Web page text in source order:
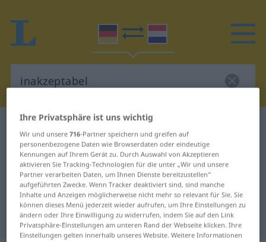
Deutsch-Niederländisch Wörterbuch
Deutsch-Niederländisch
Übersetzung für "inakzeptabel"
"inakzeptabel" Niederländisch
Übersetzung
Ihre Privatsphäre ist uns wichtig
Wir und unsere716-Partner speichern und greifen auf
personenbezogene Daten wie Browserdaten oder eindeutige
Kennungen auf Ihrem Gerät zu. Durch Auswahl von Akzeptieren
aktivieren Sie Tracking-Technologien für die unter „Wir und unsere
Partner verarbeiten Daten, um Ihnen Dienste bereitzustellen“
aufgeführten Zwecke. Wenn Tracker deaktiviert sind, sind manche
Inhalte und Anzeigen möglicherweise nicht mehr so relevant für Sie. Sie
können dieses Menü jederzeit wieder aufrufen, um Ihre Einstellungen zu
ändern oder Ihre Einwilligung zu widerrufen, indem Sie auf den Link
Privatsphäre-Einstellungen am unteren Rand der Webseite klicken. Ihre
Einstellungen gelten innerhalb unseres Website. Weitere Informationen